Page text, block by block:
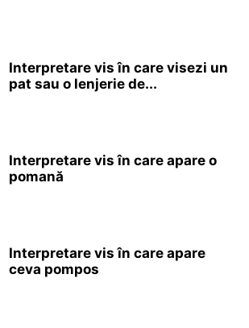
Interpretare vis în care visezi un
pat sau o lenjerie de...
Interpretare vis în care apare o
pomană
Interpretare vis în care apare
ceva pompos